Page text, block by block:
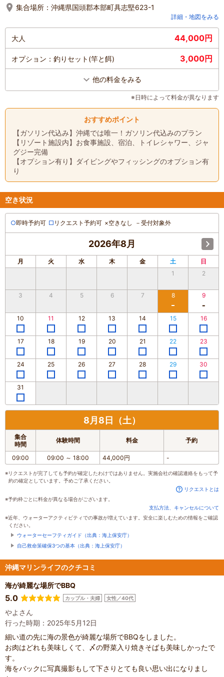
集合場所： 沖縄県国頭郡本部町具志堅623-1
詳細・地図をみる
大人 44,000円
オプション：釣りセット(竿と餌) 3,000円
他の料金をみる
※日時によって料金が異なります
おすすめポイント
【ガソリン代込み】沖縄では唯一！ガソリン代込みのプラン
【リゾート施設内】お食事施設、宿泊、トイレシャワー、ジャ
グジー完備
【オプション有り】ダイビングやフィッシングのオプション有
り
空き状況
○即時予約可 □ リクエスト予約可 ×空きなし － 受付対象外
2026年8月
月 火 水 木 金 土
日
1
2
3 4 5 6 7 8 9
10 11 12 13 14 15 16
17 18 19 20 21 22 23
24 25 26 27 28 29 30
31
8月8日（土）
集合
時間
体験時間 料金 予約
09:00 09:00 ～ 18:00 44,000円 -
※リクエストが完了しても予約が確定したわけではありません。実施会社の確認連絡をもって予
約の確定としています。予めご了承ください。
リクエストとは
※予約枠ごとに料金が異なる場合がございます。
支払方法、キャンセルについて
※近年、ウォーターアクティビティでの事故が増えています。安全に楽しむための情報をご確認
ください。
ウォーターセーフティガイド（出典：海上保安庁）
自己救命策確保3つの基本（出典：海上保安庁）
沖縄マリンライフのクチコミ
海が綺麗な場所でBBQ
5.0 カップル・夫婦 女性／40代
やよさん
行った時期：2025年5月12日
細い道の先に海の景色が綺麗な場所でBBQをしました。
お肉はどれも美味しくて、〆の野菜入り焼きそばも美味しかったで
す。
海をバックに写真撮影もして下さりとても良い思い出になりまし